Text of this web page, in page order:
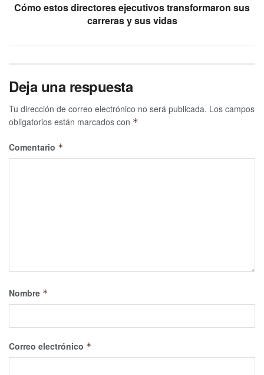
Cómo estos directores ejecutivos transformaron sus
carreras y sus vidas
Deja una respuesta
Tu dirección de correo electrónico no será publicada. Los campos
obligatorios están marcados con *
Comentario *
Nombre *
Correo electrónico *